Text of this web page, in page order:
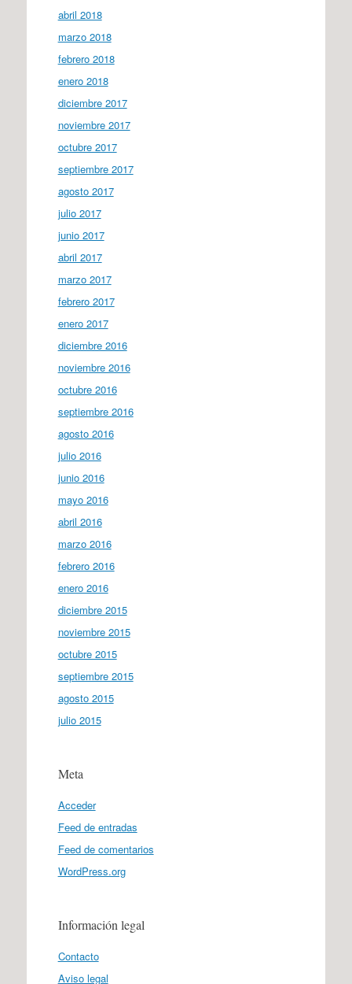
abril 2018
marzo 2018
febrero 2018
enero 2018
diciembre 2017
noviembre 2017
octubre 2017
septiembre 2017
agosto 2017
julio 2017
junio 2017
abril 2017
marzo 2017
febrero 2017
enero 2017
diciembre 2016
noviembre 2016
octubre 2016
septiembre 2016
agosto 2016
julio 2016
junio 2016
mayo 2016
abril 2016
marzo 2016
febrero 2016
enero 2016
diciembre 2015
noviembre 2015
octubre 2015
septiembre 2015
agosto 2015
julio 2015
Meta
Acceder
Feed de entradas
Feed de comentarios
WordPress.org
Información legal
Contacto
Aviso legal